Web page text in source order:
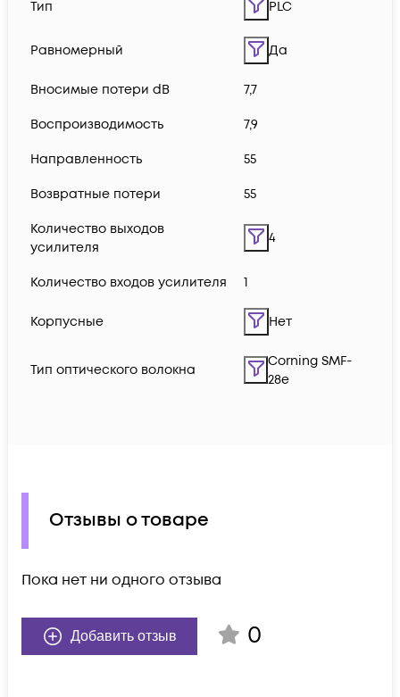
Тип PLC
Равномерный Да
Вносимые потери dB 7,7
Воспроизводимость 7,9
Направленность 55
Возвратные потери 55
Количество выходов
усилителя
4
Количество входов усилителя 1
Корпусные Нет
Тип оптического волокна
Corning SMF-
28e
Отзывы о товаре
Пока нет ни одного отзыва
Добавить отзыв 0